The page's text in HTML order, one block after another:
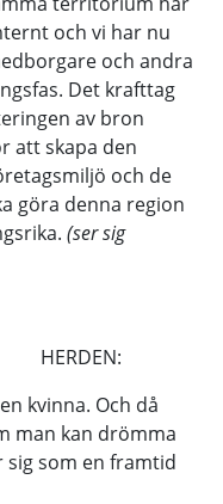
och vi har nu
och andra
Det krafttag
av bron
att skapa den
och de
göra denna region
(ser sig
HERDEN:
kvinna. Och då
man kan drömma
sig som en framtid